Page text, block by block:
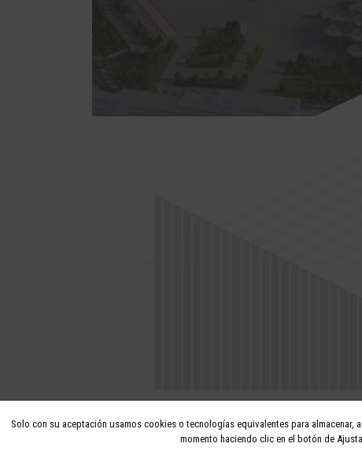
Solo con su aceptación usamos cookies o tecnologías equivalentes para
momento haciendo clic en el botón de